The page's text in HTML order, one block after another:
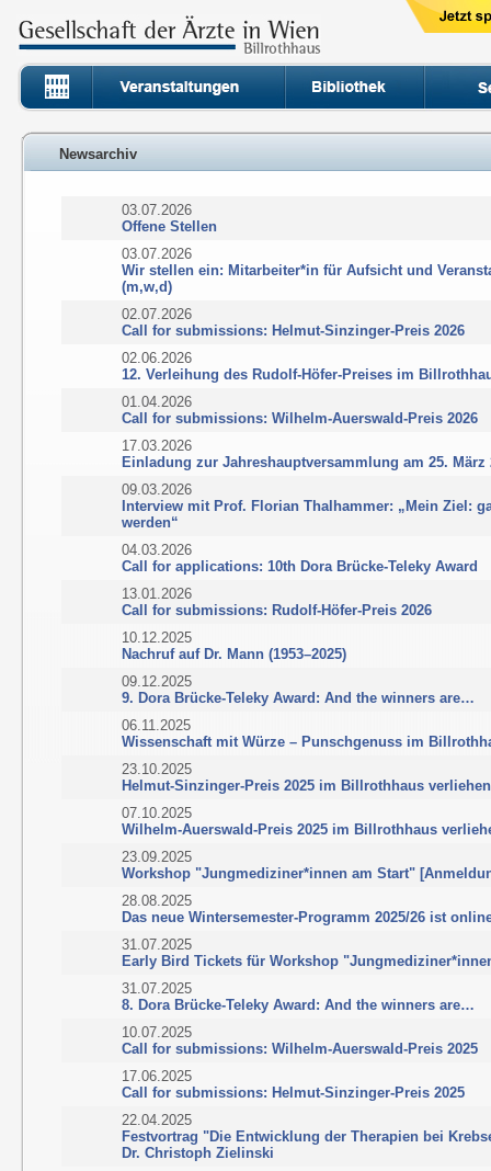
Newsarchiv
03.07.2026
Offene Stellen
03.07.2026
Wir stellen ein: Mitarbeiter*in für Aufsicht und
(m,w,d)
02.07.2026
Call for submissions: Helmut-Sinzinger-Preis 2026
02.06.2026
12. Verleihung des Rudolf-Höfer-Preises im
01.04.2026
Call for submissions: Wilhelm-Auerswald-Preis 2026
17.03.2026
Einladung zur Jahreshauptversammlung am 25. März
09.03.2026
Interview mit Prof. Florian Thalhammer: „Mein Ziel:
werden“
04.03.2026
Call for applications: 10th Dora Brücke-Teleky Award
13.01.2026
Call for submissions: Rudolf-Höfer-Preis 2026
10.12.2025
Nachruf auf Dr. Mann (1953–2025)
09.12.2025
9. Dora Brücke-Teleky Award: And the winners are…
06.11.2025
Wissenschaft mit Würze – Punschgenuss im
23.10.2025
Helmut-Sinzinger-Preis 2025 im Billrothhaus verliehen
07.10.2025
Wilhelm-Auerswald-Preis 2025 im Billrothhaus
23.09.2025
Workshop "Jungmediziner*innen am Start"
28.08.2025
Das neue Wintersemester-Programm 2025/26 ist
31.07.2025
Early Bird Tickets für Workshop
31.07.2025
8. Dora Brücke-Teleky Award: And the winners are…
10.07.2025
Call for submissions: Wilhelm-Auerswald-Preis 2025
17.06.2025
Call for submissions: Helmut-Sinzinger-Preis 2025
22.04.2025
Festvortrag "Die Entwicklung der Therapien bei
Dr. Christoph Zielinski